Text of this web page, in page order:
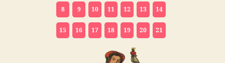
8 9 10 11 12 13 14
15 16 17 18 19 20 21